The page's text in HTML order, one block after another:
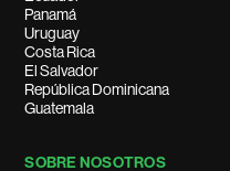
Panamá
Uruguay
Costa Rica
El Salvador
República Dominicana
Guatemala
SOBRE NOSOTROS